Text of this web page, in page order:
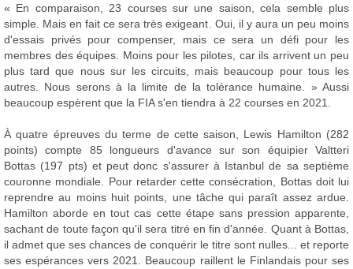
« En comparaison, 23 courses sur une saison, cela semble plus
simple. Mais en fait ce sera très exigeant. Oui, il y aura un peu moins
d'essais privés pour compenser, mais ce sera un défi pour les
membres des équipes. Moins pour les pilotes, car ils arrivent un peu
plus tard que nous sur les circuits, mais beaucoup pour tous les
autres. Nous serons à la limite de la tolérance humaine. » Aussi
beaucoup espèrent que la FIA s'en tiendra à 22 courses en 2021.
À quatre épreuves du terme de cette saison, Lewis Hamilton (282
points) compte 85 longueurs d'avance sur son équipier Valtteri
Bottas (197 pts) et peut donc s'assurer à Istanbul de sa septième
couronne mondiale. Pour retarder cette consécration, Bottas doit lui
reprendre au moins huit points, une tâche qui paraît assez ardue.
Hamilton aborde en tout cas cette étape sans pression apparente,
sachant de toute façon qu'il sera titré en fin d'année. Quant à Bottas,
il admet que ses chances de conquérir le titre sont nulles... et reporte
ses espérances vers 2021. Beaucoup raillent le Finlandais pour ses